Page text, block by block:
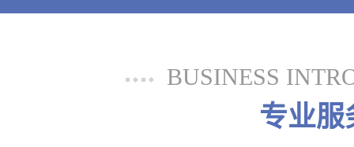
BUSINESS
专业服